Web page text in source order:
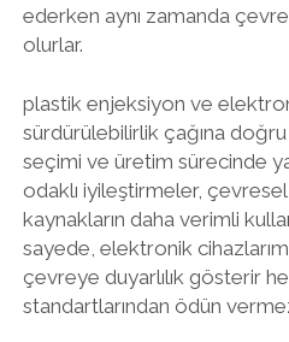
ederken aynı zamanda
olurlar.
plastik enjeksiyon ve
sürdürülebilirlik çağına
seçimi ve üretim sürecinde
odaklı iyileştirmeler,
kaynakların daha verimli
sayede, elektronik
çevreye duyarlılık gösterir
standartlarından ödün